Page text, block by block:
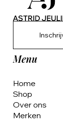
Menu
Home
Shop
Over ons
Merken